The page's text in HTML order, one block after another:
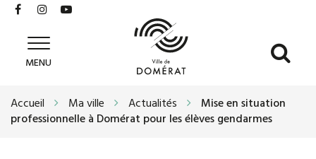
Gestion des traceurs
Lien
le
compte
Facebook
Lien
le
compte
Instagram
MENU
Accueil Ma ville Actualités
Mise en situation
professionnelle à Domérat pour les élèves gendarmes